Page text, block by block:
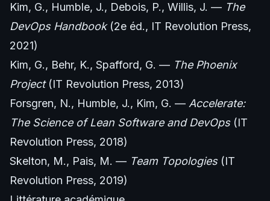
Kim, G., Humble, J., Debois, P., Willis, J. — The
DevOps Handbook(2e éd., IT Revolution Press,
2021)
Kim, G., Behr, K., Spafford, G. — The Phoenix
Project(IT Revolution Press, 2013)
Forsgren, N., Humble, J., Kim, G. — Accelerate:
The Science of Lean Software and DevOps(IT
Revolution Press, 2018)
Skelton, M., Pais, M. — Team Topologies(IT
Revolution Press, 2019)